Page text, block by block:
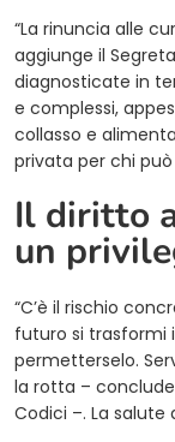
“La rinuncia alle
aggiunge il
diagnosticate in
e complessi,
collasso e
privata per chi
Il diritto
un
“C’è il rischio
futuro si trasformi
permetterselo.
la rotta – conclude
Codici –. La